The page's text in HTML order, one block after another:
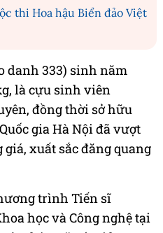
thi Hoa hậu Biển đảo Việt
danh 333) sinh năm
là cựu sinh viên
đồng thời sở hữu
gia Hà Nội đã vượt
xuất sắc đăng quang
trình Tiến sĩ
học và Công nghệ tại